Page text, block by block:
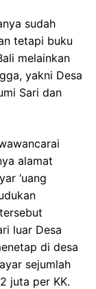
sudah
tetapi buku
melainkan
yakni Desa
Sari dan
alamat
‘uang
luar Desa
di desa
sejumlah
juta per KK.